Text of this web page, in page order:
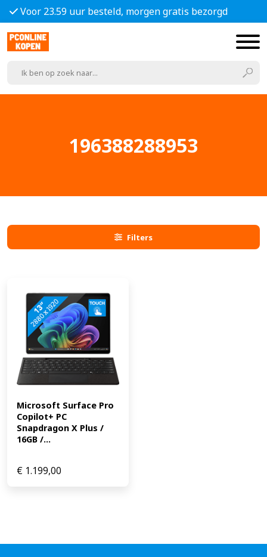
Voor 23.59 uur besteld, morgen gratis bezorgd
196388288953
Filters
Microsoft Surface Pro
Copilot+ PC
Snapdragon X Plus /
16GB /...
€ 1.199,00